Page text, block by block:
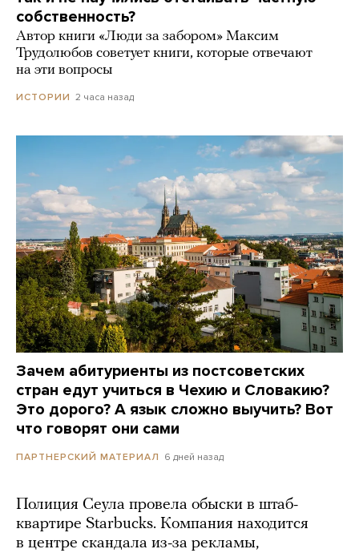
собственность?
Автор книги «Люди за забором» Максим
Трудолюбов советует книги, которые отвечают
на эти вопросы
ИСТОРИИ 2 часа назад
Зачем абитуриенты из постсоветских
стран едут учиться в Чехию и Словакию?
Это дорого? А язык сложно выучить? Вот
что говорят они сами
ПАРТНЕРСКИЙ МАТЕРИАЛ 6 дней назад
Полиция Сеула провела обыски в штаб-
квартире Starbucks. Компания находится
в центре скандала из-за рекламы,